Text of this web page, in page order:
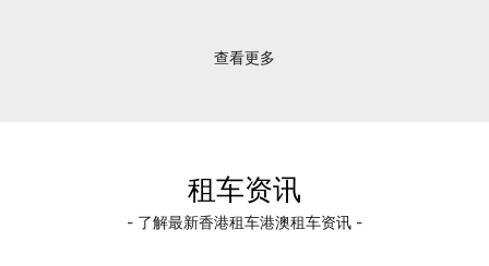
查看更多
租车资讯
- 了解最新香港租车港澳租车资讯 -